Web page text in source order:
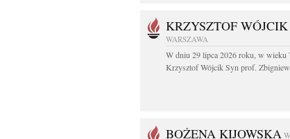
KRZYSZTOF WÓJCIK
WARSZAWA
W dniu 29 lipca 2026 roku, w wieku
Krzysztof Wójcik Syn prof.
BOŻENA KIJOWSKA